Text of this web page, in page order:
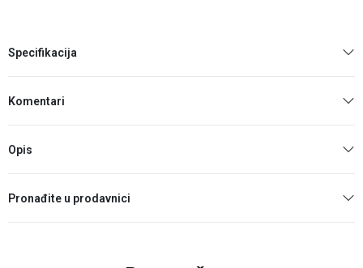
Specifikacija
Komentari
Opis
Pronađite u prodavnici